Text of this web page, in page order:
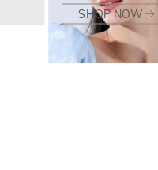
SHOP NOW